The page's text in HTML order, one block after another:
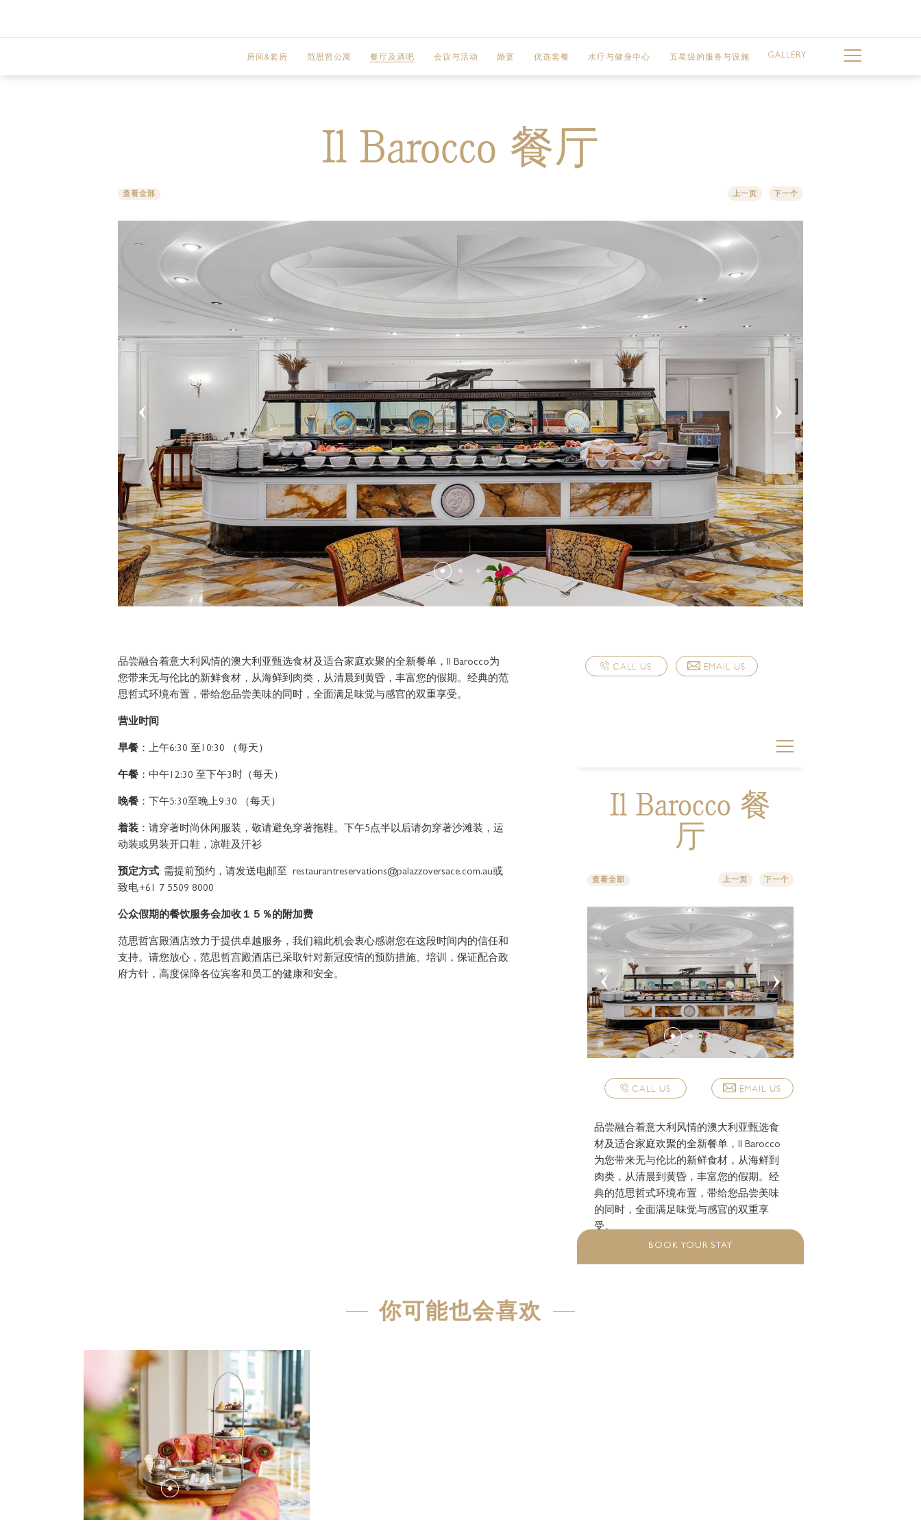
房间&套房
观湖套房
水景套房
至尊套房
范思哲公寓
2 BEDROOM WITH POOL CONDOMINIUM
2 BEDROOM ROOFTOP CONDOMINIUM
3 BEDROOM ROOFTOP CONDOMINIUM
餐厅及酒吧
LE JARDIN 酒廊
会议与活动
LA FINESTRA 宴会厅
THE BOARDROOM 黄金海岸范思哲宫殿董事会厅
婚宴 优选套餐 水疗与健身中心 五星级的服务与设施 GALLERY
Il Barocco 餐厅
查看全部 下一个
上一页
品尝融合着意大利风情的澳大利亚甄选食材及适合家庭欢聚的全新餐单，Il Barocco为
您带来无与伦比的新鲜食材，从海鲜到肉类，从清晨到黄昏，丰富您的假期。经典的范
思哲式环境布置，带给您品尝美味的同时，全面满足味觉与感官的双重享受。
营业时间
早餐 ：上午6:30 至10:30 （每天）
午餐 ：中午12:30 至下午3时（每天）
晚餐 ：下午5:30至晚上9:30 （每天）
着装 ：请穿著时尚休闲服装，敬请避免穿著拖鞋。下午5点半以后请勿穿著沙滩装，运
动装或男装开口鞋，凉鞋及汗衫
预定方式: 需提前预约，请发送电邮至 restaurantreservations@palazzoversace.com.au或
致电+61 7 5509 8000
公众假期的餐饮服务会加收１５％的附加费
范思哲宫殿酒店致力于提供卓越服务，我们籍此机会衷心感谢您在这段时间内的信任和
支持。请您放心，范思哲宫殿酒店已采取针对新冠疫情的预防措施、培训，保证配合政
府方针，高度保障各位宾客和员工的健康和安全。
CALL US EMAIL US
你可能也会喜欢